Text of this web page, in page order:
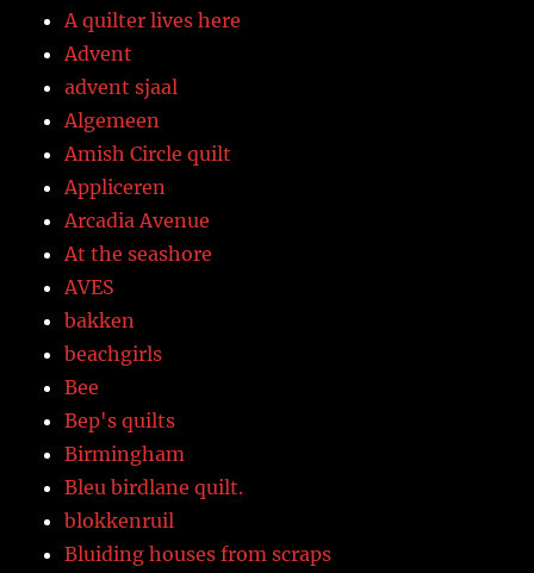
A quilter lives here
Advent
advent sjaal
Algemeen
Amish Circle quilt
Appliceren
Arcadia Avenue
At the seashore
AVES
bakken
beachgirls
Bee
Bep's quilts
Birmingham
Bleu birdlane quilt.
blokkenruil
Bluiding houses from scraps